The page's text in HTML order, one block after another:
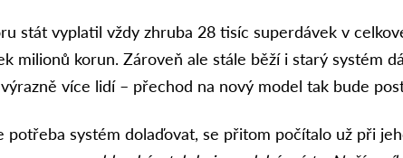
stát vyplatil vždy zhruba 28 tisíc superdávek v
milionů korun. Zároveň ale stále běží i starý systém
více lidí – přechod na nový model tak bude
potřeba systém dolaďovat, se přitom počítalo už při